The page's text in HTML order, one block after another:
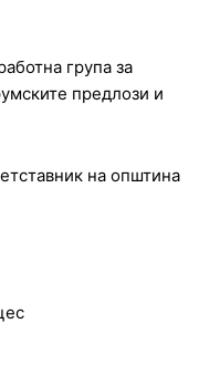
група за
предлози и
на општина